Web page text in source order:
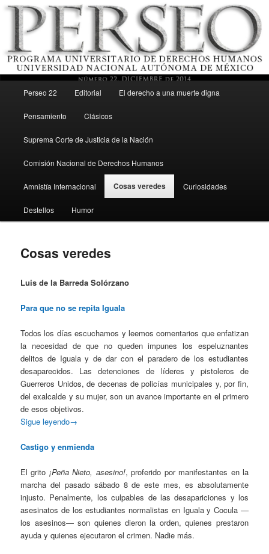
Perseo – PUDH UNAM
Ir al contenido secundario
Perseo 22 Editorial El derecho a una muerte digna
Pensamiento Clásicos
Suprema Corte de Justicia de la Nación
Comisión Nacional de Derechos Humanos
Amnistía Internacional Cosas veredes Curiosidades
Destellos Humor
Cosas veredes
Luis de la Barreda Solórzano
Para que no se repita Iguala
Todos los días escuchamos y leemos comentarios que enfatizan
la necesidad de que no queden impunes los espeluznantes
delitos de Iguala y de dar con el paradero de los estudiantes
desaparecidos. Las detenciones de líderes y pistoleros de
Guerreros Unidos, de decenas de policías municipales y, por fin,
del exalcalde y su mujer, son un avance importante en el primero
de esos objetivos.
Sigue leyendo→
Castigo y enmienda
El grito ¡Peña Nieto, asesino!, proferido por manifestantes en la
marcha del pasado sábado 8 de este mes, es absolutamente
injusto. Penalmente, los culpables de las desapariciones y los
asesinatos de los estudiantes normalistas en Iguala y Cocula —
los asesinos— son quienes dieron la orden, quienes prestaron
ayuda y quienes ejecutaron el crimen. Nadie más.